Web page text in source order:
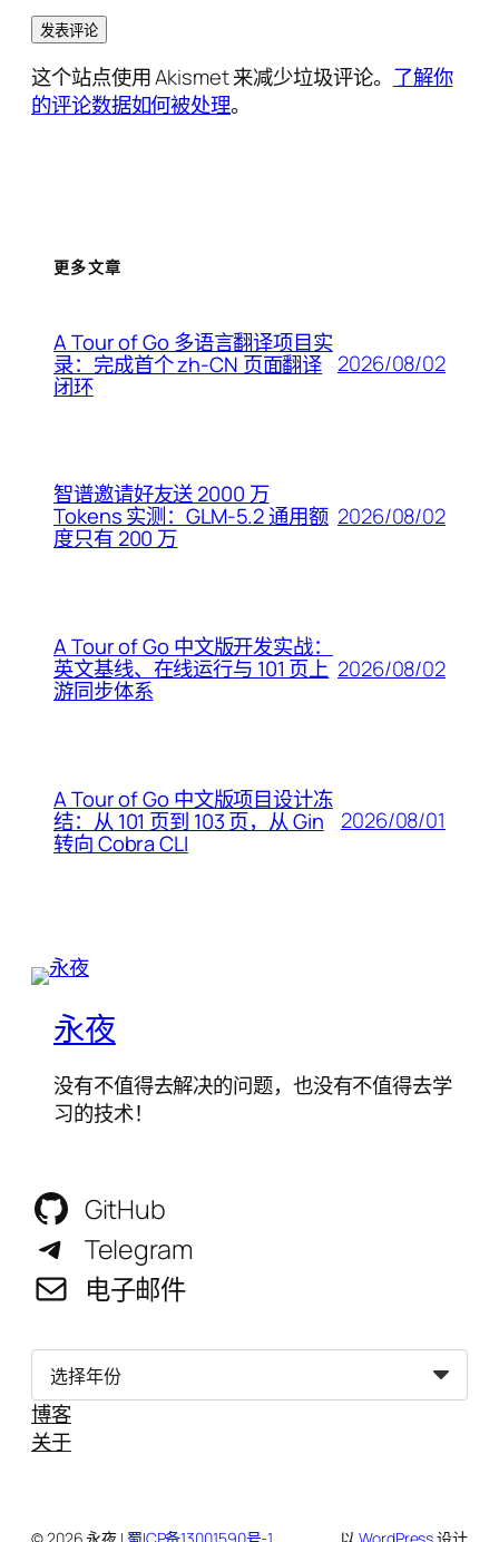
这个站点使用 Akismet 来减少垃圾评论。 了解你
的评论数据如何被处理。
更多文章
A Tour of Go 多语言翻译项目实
录：完成首个 zh-CN 页面翻译
闭环
2026/08/02
智谱邀请好友送 2000 万
Tokens 实测：GLM-5.2 通用额
度只有 200 万
2026/08/02
A Tour of Go 中文版开发实战：
英文基线、在线运行与 101 页上
游同步体系
2026/08/02
A Tour of Go 中文版项目设计冻
结：从 101 页到 103 页，从 Gin
转向 Cobra CLI
2026/08/01
永夜
没有不值得去解决的问题，也没有不值得去学
习的技术！
GitHub
Telegram
电子邮件
归
博客
关于
© 2026 永夜 | 蜀ICP备13001590号-1 以WordPress设计